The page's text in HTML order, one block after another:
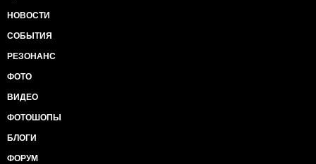
НОВОСТИ
СОБЫТИЯ
РЕЗОНАНС
ФОТО
ВИДЕО
ФОТОШОПЫ
БЛОГИ
ФОРУМ